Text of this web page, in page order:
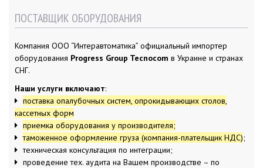
ПОСТАВЩИК ОБОРУДОВАНИЯ
Компания ООО “Интеравтоматика” официальный импортер
оборудования Progress Group Tecnocom в Украине и странах
СНГ.
Наши услуги включают:
поставка опалубочных систем, опрокидывающих столов,
кассетных форм
приемка оборудования у производителя;
таможенное оформление груза (компания-плательщик НДС);
техническая консультация по интеграции;
проведение тех. аудита на Вашем производстве – по